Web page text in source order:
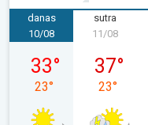
danas
lundi 10/08
10/08
33°
23°
sutra
11/08
37°
23°